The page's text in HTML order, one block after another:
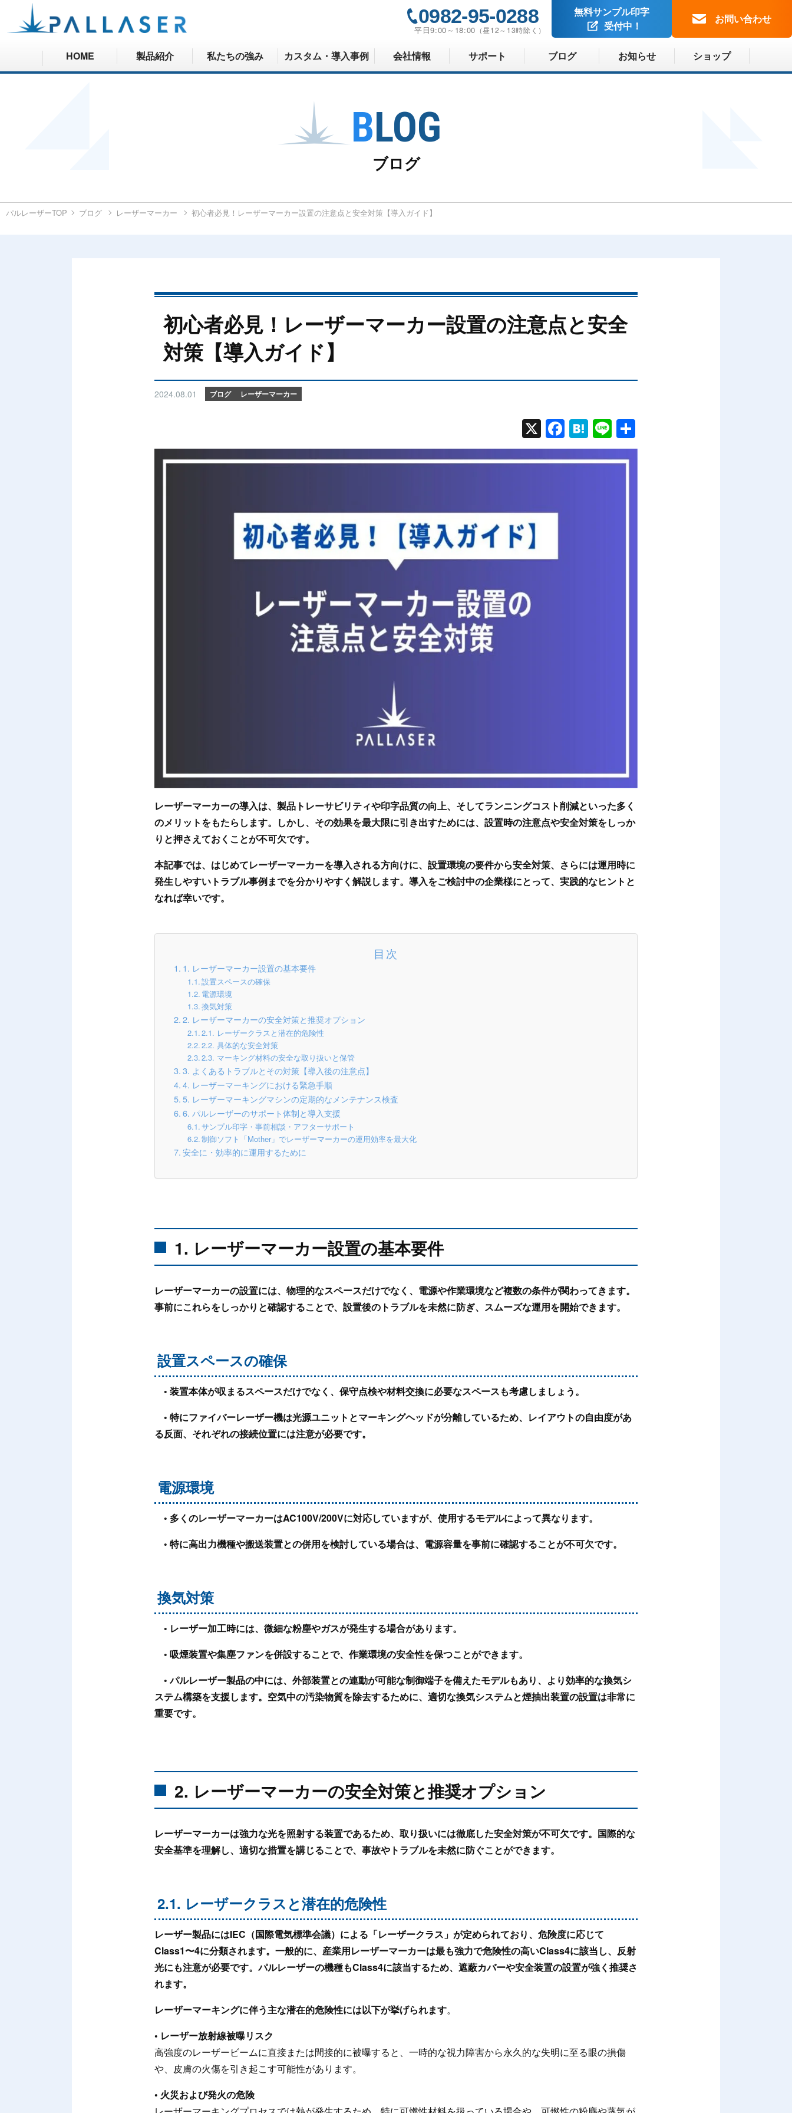
0982-95-0288
平日9:00～18:00 （昼12～13時除く）
無料サンプル印字
受付中！
お問い合わせ
HOME 製品紹介 私たちの強み カスタム・導入事例 会社情報 サポート ブログ お知らせ ショップ
BLOG
ブログ
パルレーザーTOP ブログ レーザーマーカー 初心者必見！レーザーマーカー設置の注意点と安全対策【導入ガイド】
初心者必見！レーザーマーカー設置の注意点と安全
対策【導入ガイド】
2024.08.01 ブログ レーザーマーカー
X
Fac
ebo
ok
Hat
ena
Line
レーザーマーカーの導入は、製品トレーサビリティや印字品質の向上、そしてランニングコスト削減といった多く
のメリットをもたらします。しかし、その効果を最大限に引き出すためには、設置時の注意点や安全対策をしっか
りと押さえておくことが不可欠です。
本記事では、はじめてレーザーマーカーを導入される方向けに、設置環境の要件から安全対策、さらには運用時に
発生しやすいトラブル事例までを分かりやすく解説します。導入をご検討中の企業様にとって、実践的なヒントと
なれば幸いです。
目次
1. レーザーマーカー設置の基本要件
設置スペースの確保
電源環境
換気対策
2. レーザーマーカーの安全対策と推奨オプション
2.1. レーザークラスと潜在的危険性
2.2. 具体的な安全対策
2.3. マーキング材料の安全な取り扱いと保管
3. よくあるトラブルとその対策【導入後の注意点】
4. レーザーマーキングにおける緊急手順
5. レーザーマーキングマシンの定期的なメンテナンス検査
6. パルレーザーのサポート体制と導入支援
サンプル印字・事前相談・アフターサポート
制御ソフト「Mother」でレーザーマーカーの運用効率を最大化
安全に・効率的に運用するために
1. レーザーマーカー設置の基本要件
レーザーマーカーの設置には、物理的なスペースだけでなく、電源や作業環境など複数の条件が関わってきます。
事前にこれらをしっかりと確認することで、設置後のトラブルを未然に防ぎ、スムーズな運用を開始できます。
設置スペースの確保
◦ 装置本体が収まるスペースだけでなく、保守点検や材料交換に必要なスペースも考慮しましょう。
◦ 特にファイバーレーザー機は光源ユニットとマーキングヘッドが分離しているため、レイアウトの自由度があ
る反面、それぞれの接続位置には注意が必要です。
電源環境
◦ 多くのレーザーマーカーはAC100V/200Vに対応していますが、使用するモデルによって異なります。
◦ 特に高出力機種や搬送装置との併用を検討している場合は、電源容量を事前に確認することが不可欠です。
換気対策
◦ レーザー加工時には、微細な粉塵やガスが発生する場合があります。
◦ 吸煙装置や集塵ファンを併設することで、作業環境の安全性を保つことができます。
◦ パルレーザー製品の中には、外部装置との連動が可能な制御端子を備えたモデルもあり、より効率的な換気シ
ステム構築を支援します。空気中の汚染物質を除去するために、適切な換気システムと煙抽出装置の設置は非常に
重要です。
2. レーザーマーカーの安全対策と推奨オプション
レーザーマーカーは強力な光を照射する装置であるため、取り扱いには徹底した安全対策が不可欠です。国際的な
安全基準を理解し、適切な措置を講じることで、事故やトラブルを未然に防ぐことができます。
2.1. レーザークラスと潜在的危険性
レーザー製品にはIEC（国際電気標準会議）による「レーザークラス」が定められており、危険度に応じて
Class1〜4に分類されます。一般的に、産業用レーザーマーカーは最も強力で危険性の高いClass4に該当し、反射
光にも注意が必要です。パルレーザーの機種もClass4に該当するため、遮蔽カバーや安全装置の設置が強く推奨さ
れます。
レーザーマーキングに伴う主な潜在的危険性には以下が挙げられます。
• レーザー放射線被曝リスク
高強度のレーザービームに直接または間接的に被曝すると、一時的な視力障害から永久的な失明に至る眼の損傷
や、皮膚の火傷を引き起こす可能性があります。
• 火災および発火の危険